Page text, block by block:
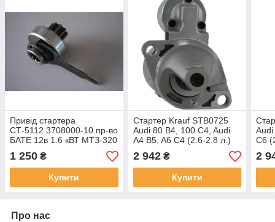
Привід стартера
СТ-5112.3708000-10 пр-во
БАТЕ 12в 1.6 кВТ МТЗ-320
1 250 ₴
Купити
Стартер Krauf STB0725
Audi 80 B4, 100 C4, Audi
A4 B5, A6 C4 (2.6-2.8 л.)
1.4 кВт 12В Z=9
2 942₴
Купити
Audi
C6
Z=9
2
Про нас